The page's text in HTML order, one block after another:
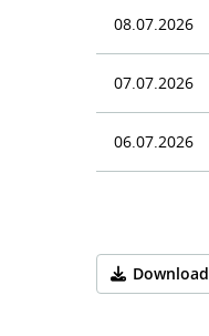
08.07.2026
07.07.2026
06.07.2026
Download